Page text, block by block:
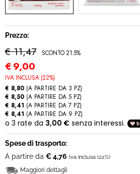
NOVITÀ
MODULO
Prezzo:
€ 11,47 SCONTO 21.5%
€ 9,00
IVA INCLUSA (22%)
€ 8,80 (A PARTIRE DA 3 PZ)
€ 8,50 (A PARTIRE DA 5 PZ)
€ 8,41 (A PARTIRE DA 7 PZ)
€ 8,41 (A PARTIRE DA 9 PZ)
Spese di trasporto:
A partire da € 4,76 Iva inclusa (22%)
Maggiori dettagli